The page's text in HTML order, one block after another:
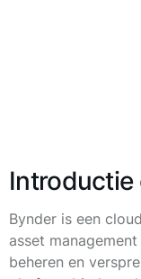
Introductie
Bynder is een
asset
beheren en